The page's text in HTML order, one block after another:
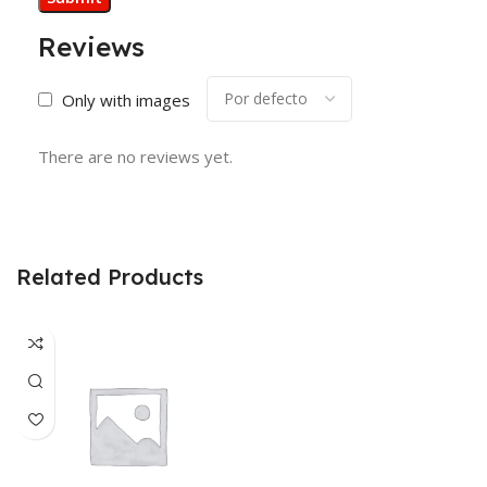
Reviews
Only with images
There are no reviews yet.
Related Products